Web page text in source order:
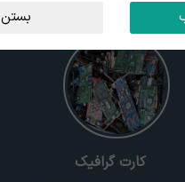
کارت گرافیک
بستن